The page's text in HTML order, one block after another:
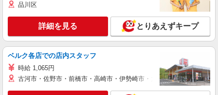
品川区
詳細を見る とりあえずキープ
ベルク各店での店内スタッフ
時給 1,065円
古河市・佐野市・前橋市・高崎市・伊勢崎市・太田市・館林市・藤